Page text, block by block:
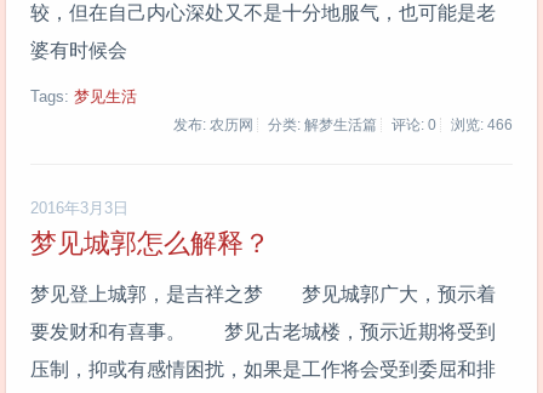
较，但在自己内心深处又不是十分地服气，也可能是老
婆有时候会
Tags: 梦见生活
发布: 农历网 分类: 解梦生活篇 评论: 0 浏览: 466
2016年3月3日
梦见城郭怎么解释？
梦见登上城郭，是吉祥之梦 梦见城郭广大，预示着
要发财和有喜事。 梦见古老城楼，预示近期将受到
压制，抑或有感情困扰，如果是工作将会受到委屈和排